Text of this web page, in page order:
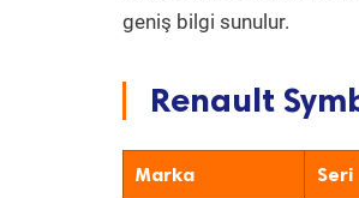
geniş bilgi sunulur.
Renault
Marka Seri